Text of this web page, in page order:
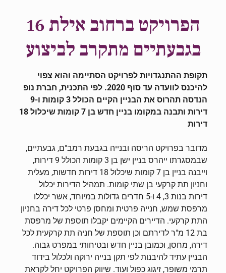
הפרויקט ברחוב אילת 16
בגבעתיים מתקרב לביצוע
תקופת ההתנגדויות לפרויקט הסתיימה והוא צפוי
להיכנס לוועדה עד סוף 2020
. לפי התכנית, חברת נופ
הנדסה תהרוס את הבניין הקיים הכולל 3 קומות ו-9
דירות ותבנה במקומו בניין חדש בן 7 קומות שיכלול 18
דירות
מדובר בפרויקט הריסה ובנייה בגבעת רמב"ם, גבעתיים,
שבמסגרתו ייהרס בניין ישן בן 3 קומות הכולל 9 דירות,
וייבנה בניין בן 7 קומות שיכלול 18 דירות חדשות, מעלית
וחניון תת קרקעי בן שתי קומות. תמהיל הדירות יכלול
דירות בנות 3, 4 ו-5 חדרים גדולות במיוחד, אשר יכללו
מרפסת שמש, חנייה פרטית ומחסן פרטי לכל דירה בחניון
התת קרקעי. הדיירים הקיימים יקבלו תוספת של מרפסת
בת 12 מ"ר לדירתם וכן תוספת של חניה תת קרקעית לכל
דירה, מחסן, וכמובן בניין חדש ובטיחותי במפרט גבוה.
הבניין עתיד להיבנות לפי תקן בנייה ירוקה ולכלול בידוד
תרמי משופר, זיגוג כפול ועוד. שיווק הפרויקט יחל לקראת